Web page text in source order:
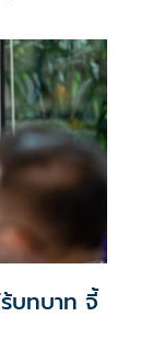
บทบาท จี้